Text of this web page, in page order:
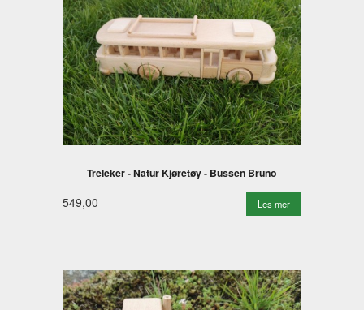
Treleker - Natur Kjøretøy - Bussen Bruno
549,00 Les mer